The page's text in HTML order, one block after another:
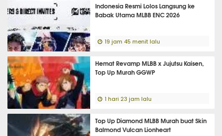
Indonesia Resmi Lolos Langsung ke
Babak Utama MLBB ENC 2026
19 jam 45 menit lalu
Hemat Revamp MLBB x Jujutsu Kaisen,
Top Up Murah GGWP
1 hari 23 jam lalu
Top Up Diamond MLBB Murah buat Skin
Balmond Vulcan Lionheart